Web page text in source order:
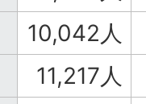
10,042人
11,217人